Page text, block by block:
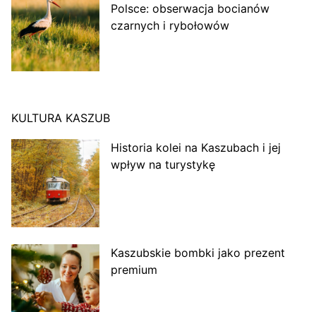
Polsce: obserwacja bocianów
czarnych i rybołowów
KULTURA KASZUB
Historia kolei na Kaszubach i jej
wpływ na turystykę
Kaszubskie bombki jako prezent
premium